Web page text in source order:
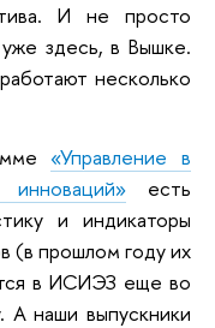
И не просто
здесь, в Вышке.
несколько
«Управление в
есть
и индикаторы
(в прошлом году их
в ИСИЭЗ еще во
А наши выпускники